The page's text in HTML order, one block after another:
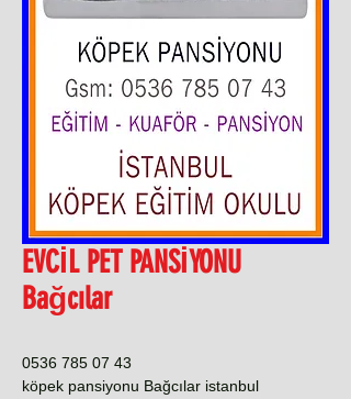
EVCİL PET PANSİYONU
Bağcılar
0536 785 07 43
köpek pansiyonu Bağcılar istanbul